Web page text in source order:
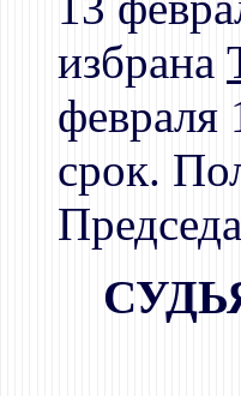
избрана
февраля
срок.